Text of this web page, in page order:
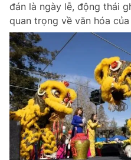
đán là ngày lễ, động thái
quan trọng về văn hóa